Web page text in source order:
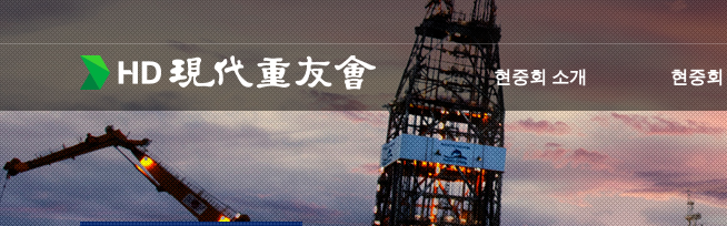
현중회 소개
회장 인사말
현조직도
연혁 및 역대임원
운영
현중
공지사항
경조사
월간소식